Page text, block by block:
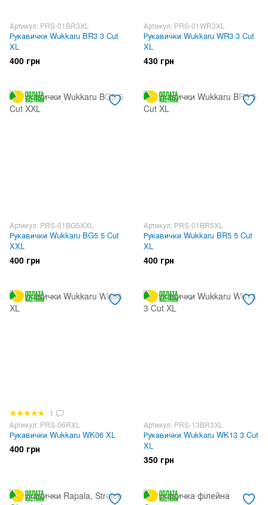
Артикул: PRS-01BR3XL
Рукавички Wukkaru BR3 3 Cut
XL
400 грн
Артикул: PRS-01WR3XL
Рукавички Wukkaru WR3 3 Cut
XL
430 грн
Артикул: PRS-01BG5XXL
Рукавички Wukkaru BG5 5 Cut
XXL
400 грн
Артикул: PRS-01BR5XL
Рукавички Wukkaru BR5 5 Cut
XL
400 грн
1
Артикул: PRS-06RXL
Рукавички Wukkaru WK06 XL
400 грн
Артикул: PRS-13BR3XL
Рукавички Wukkaru WK13 3 Cut
XL
350 грн